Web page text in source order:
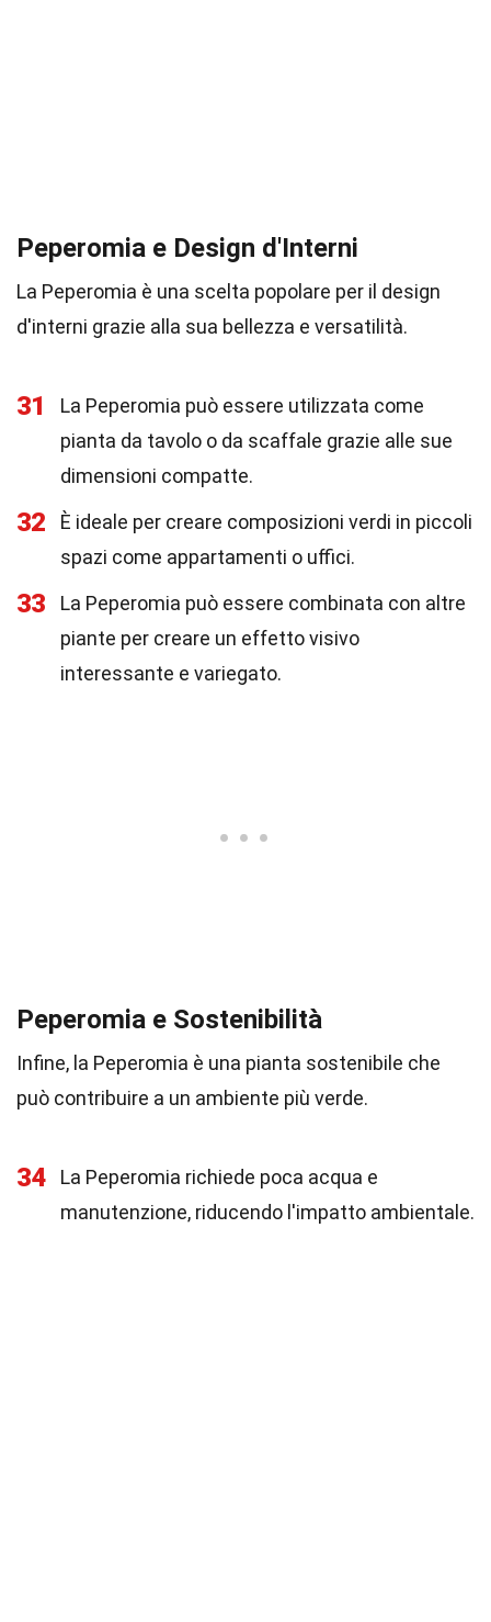
Peperomia e Design d'Interni
La Peperomia è una scelta popolare per il design
d'interni grazie alla sua bellezza e versatilità.
31
La Peperomia può essere utilizzata come
pianta da tavolo o da scaffale grazie alle sue
dimensioni compatte.
32
È ideale per creare composizioni verdi in piccoli
spazi come appartamenti o uffici.
33
La Peperomia può essere combinata con altre
piante per creare un effetto visivo
interessante e variegato.
Peperomia e Sostenibilità
Infine, la Peperomia è una pianta sostenibile che
può contribuire a un ambiente più verde.
34
La Peperomia richiede poca acqua e
manutenzione, riducendo l'impatto ambientale.